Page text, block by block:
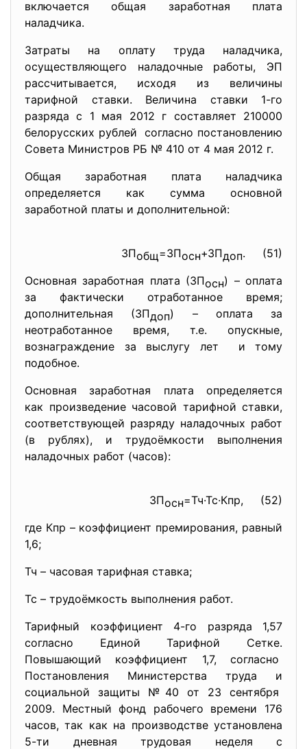
включается общая заработная плата
наладчика.
Затраты на оплату труда наладчика,
осуществляющего наладочные работы, ЭП
рассчитывается, исходя из величины
тарифной ставки. Величинa ставки 1-го
разряда с 1 мая 2012 г составляет 210000
белорусских рублей согласно постановлению
Совета Министров РБ № 410 от 4 мая 2012 г.
Общая заработная плата наладчика
определяется как сумма основной
заработной платы и дополнительной:
ЗПобщ=ЗПосн+ЗПдоп. (51)
Основная заработная плата (ЗПосн) – оплата
за фактически отработанное время;
дополнительная (ЗПдоп) – оплата за
неотработанное время, т.е. опускные,
вознаграждение за выслугу лет и тому
подобное.
Основная заработная плата определяется
как произведение часовой тарифной ставки,
соответствующей разряду наладочных работ
(в рублях), и трудоёмкости выполнения
наладочных работ (часов):
ЗПосн=Тч·Тс·Кпр, (52)
где Кпр – коэффициент премирования, равный
1,6;
Тч – часовая тарифная ставка;
Тс – трудоёмкость выполнения работ.
Тарифный коэффициент 4-го разряда 1,57
согласно Единой Тарифной Сетке.
Повышающий коэффициент 1,7, согласно
Постановления Министерства труда и
социальной защиты №40 от 23 сентября
2009. Местный фонд рабочего времени 176
часов, так как на производстве установлена
5-ти дневная трудовая неделя с